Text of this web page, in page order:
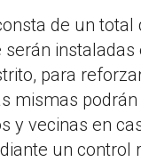
de un total
serán instaladas
para
mismas
y vecinas en
un control